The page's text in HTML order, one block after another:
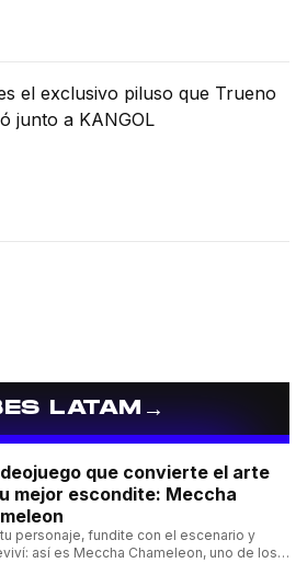
el exclusivo piluso que Trueno
junto a KANGOL
LATAM→
que convierte el arte
mejor escondite: Meccha
personaje, fundite con el escenario y
así es Meccha Chameleon, uno de los